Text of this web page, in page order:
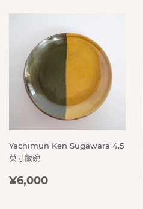
Yachimun Ken Sugawara 4.5
英寸飯碗
定
¥6,000